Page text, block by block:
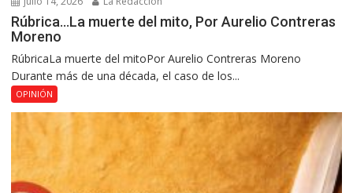
Rúbrica…La muerte del mito, Por Aurelio Contreras
Moreno
RúbricaLa muerte del mitoPor Aurelio Contreras Moreno
Durante más de una década, el caso de los...
OPINIÓN